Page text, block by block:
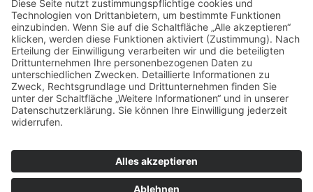
© marcapo GmbH
Rechnungsversand
Impressum
Datenschutz
Lexikon
Berater-Meeting Hinweisgebersystem